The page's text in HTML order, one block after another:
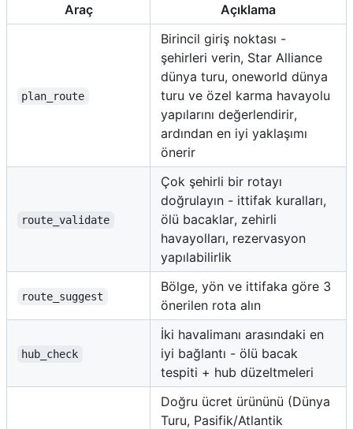
Araç Açıklama
plan_route
Birincil giriş noktası -
şehirleri verin, Star Alliance
dünya turu, oneworld dünya
turu ve özel karma havayolu
yapılarını değerlendirir,
ardından en iyi yaklaşımı
önerir
route_validate
Çok şehirli bir rotayı
doğrulayın - ittifak kuralları,
ölü bacaklar, zehirli
havayolları, rezervasyon
yapılabilirlik
route_suggest
Bölge, yön ve ittifaka göre 3
önerilen rota alın
hub_check
İki havalimanı arasındaki en
iyi bağlantı - ölü bacak
tespiti + hub düzeltmeleri
Doğru ücret ürününü (Dünya
Turu, Pasifik/Atlantik